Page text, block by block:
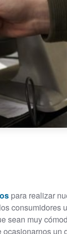
para realizar
consumidores
sean muy
un